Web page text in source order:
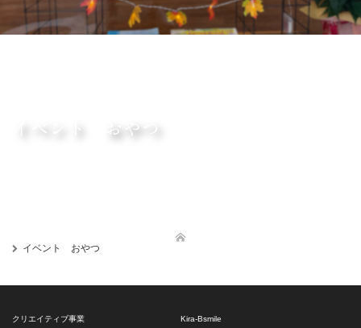
イベント おやつ
イベント おやつ
クリエイティブ事業 Kira-Bsmile